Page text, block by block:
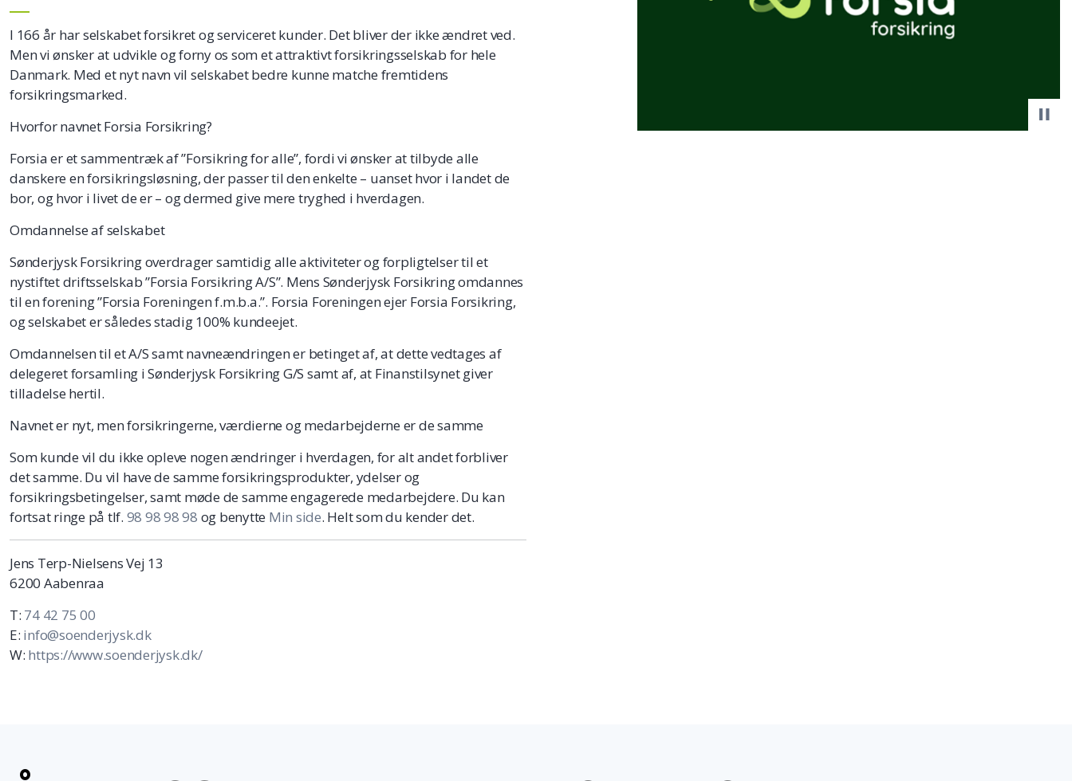
I 166 år har selskabet forsikret og serviceret kunder. Det bliver der ikke ændret ved.
Men vi ønsker at udvikle og forny os som et attraktivt forsikringsselskab for hele
Danmark. Med et nyt navn vil selskabet bedre kunne matche fremtidens
forsikringsmarked.
Hvorfor navnet Forsia Forsikring?
Forsia er et sammentræk af ”Forsikring for alle”, fordi vi ønsker at tilbyde alle
danskere en forsikringsløsning, der passer til den enkelte – uanset hvor i landet de
bor, og hvor i livet de er – og dermed give mere tryghed i hverdagen.
Omdannelse af selskabet
Sønderjysk Forsikring overdrager samtidig alle aktiviteter og forpligtelser til et
nystiftet driftsselskab ”Forsia Forsikring A/S”. Mens Sønderjysk Forsikring omdannes
til en forening ”Forsia Foreningen f.m.b.a.”. Forsia Foreningen ejer Forsia Forsikring,
og selskabet er således stadig 100% kundeejet.
Omdannelsen til et A/S samt navneændringen er betinget af, at dette vedtages af
delegeret forsamling i Sønderjysk Forsikring G/S samt af, at Finanstilsynet giver
tilladelse hertil.
Navnet er nyt, men forsikringerne, værdierne og medarbejderne er de samme
Som kunde vil du ikke opleve nogen ændringer i hverdagen, for alt andet forbliver
det samme. Du vil have de samme forsikringsprodukter, ydelser og
forsikringsbetingelser, samt møde de samme engagerede medarbejdere. Du kan
fortsat ringe på tlf. 98 98 98 98 og benytte Min side. Helt som du kender det.
Jens Terp-Nielsens Vej 13
6200 Aabenraa
T: 74 42 75 00
E: info@soenderjysk.dk
W: https://www.soenderjysk.dk/